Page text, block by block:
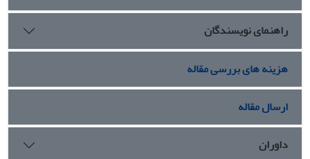
سرکشی، فریبکاری و پرسه‌زنی و بازی در نقش عروسک‌بازی، چهار
مضمون کارناوالیته را تجسم می‌بخشند و به این ترتیب نمایشگری
خود در فضای مجازی را به کارناوالی از منظر باختین تبدیل
می‌کنند.
راهنمای نویسندگان
هزینه های بررسی مقاله
ارسال مقاله
داوران